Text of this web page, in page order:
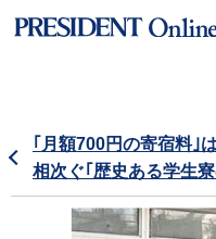
｢月額700円の寄宿料｣
相次ぐ｢歴史ある学生